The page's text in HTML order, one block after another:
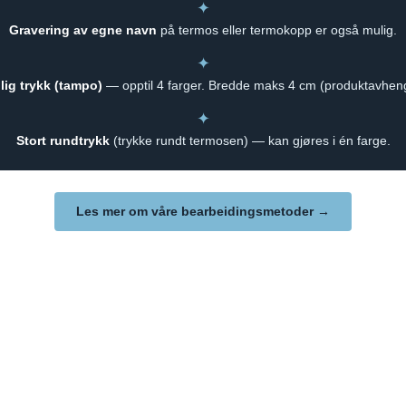
✦
Gravering av egne navn på termos eller termokopp er også mulig.
✦
trykk (tampo) — opptil 4 farger. Bredde maks 4 cm
✦
Stort rundtrykk(trykke rundt termosen) — kan gjøres i én farge.
Les mer om våre bearbeidingsmetoder →